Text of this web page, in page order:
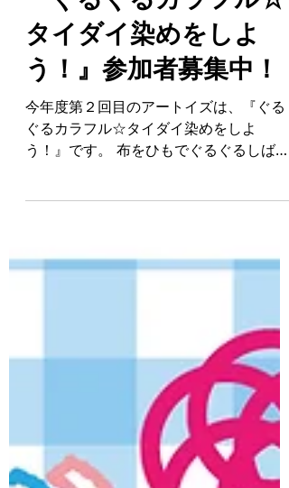
佐貫 円
6月24日
『ぐるぐるカラフル☆
タイダイ染めをしよ
う！』参加者募集中！
めにチャレンジします！ 梅雨の時期、ぐ
で、梅雨のジメジメした気分も吹き飛ば
すような色鮮やかな作品を作りましょ
う！ 染めたいものを持ってきていただい
ても構いません。 ぜひおこしください。
お待ちしています☆ ※台風情報とにらめ
っこしていたのですが、28日天気が回復
しそうなので予定通り開催いたします！
開催日が今週末なのですが、ご興味あり